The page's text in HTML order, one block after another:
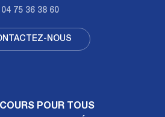
04 75 36 38 60
NOUS
POUR TOUS